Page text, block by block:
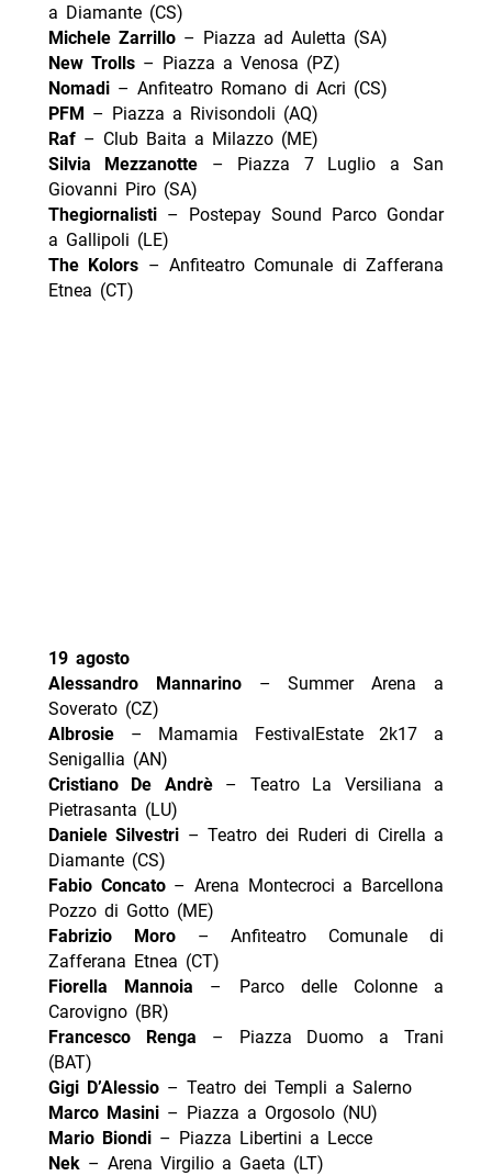
a Diamante (CS)
Michele Zarrillo– Piazza ad Auletta (SA)
New Trolls– Piazza a Venosa (PZ)
Nomadi– Anfiteatro Romano di Acri (CS)
PFM – Piazza a Rivisondoli (AQ)
Raf – Club Baita a Milazzo (ME)
Silvia Mezzanotte – Piazza 7 Luglio a San
Giovanni Piro (SA)
Thegiornalisti – Postepay Sound Parco Gondar
a Gallipoli (LE)
The Kolors – Anfiteatro Comunale di Zafferana
Etnea (CT)
19 agosto
Alessandro Mannarino – Summer Arena a
Soverato (CZ)
Albrosie – Mamamia FestivalEstate 2k17 a
Senigallia (AN)
Cristiano De Andrè – Teatro La Versiliana a
Pietrasanta (LU)
Daniele Silvestri – Teatro dei Ruderi di Cirella a
Diamante (CS)
Fabio Concato– Arena Montecroci a Barcellona
Pozzo di Gotto (ME)
Fabrizio Moro– Anfiteatro Comunale di
Zafferana Etnea (CT)
Fiorella Mannoia – Parco delle Colonne a
Carovigno (BR)
Francesco Renga – Piazza Duomo a Trani
(BAT)
Gigi D’Alessio– Teatro dei Templi a Salerno
Marco Masini – Piazza a Orgosolo (NU)
Mario Biondi– Piazza Libertini a Lecce
Nek – Arena Virgilio a Gaeta (LT)